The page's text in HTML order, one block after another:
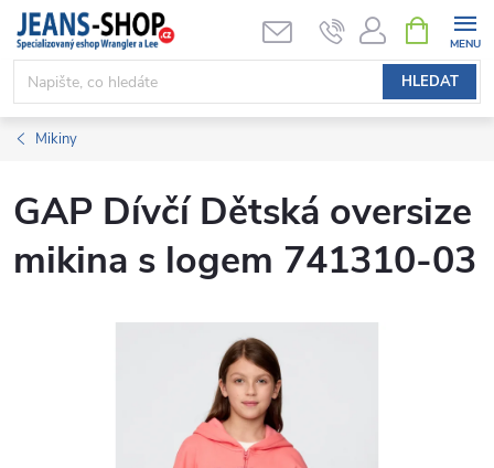
Přejít
obsah
HLEDAT
NÁKUPNÍ
KOŠÍK
Mikiny
GAP Dívčí Dětská oversize
mikina s logem 741310-03